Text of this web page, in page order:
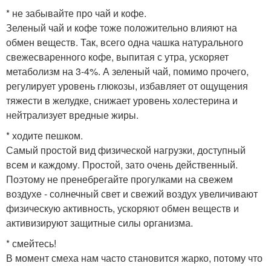
* не забывайте про чай и кофе.
Зеленый чай и кофе тоже положительно влияют на
обмен веществ. Так, всего одна чашка натурального
свежесваренного кофе, выпитая с утра, ускоряет
метаболизм на 3-4%. А зеленый чай, помимо прочего,
регулирует уровень глюкозы, избавляет от ощущения
тяжести в желудке, снижает уровень холестерина и
нейтрализует вредные жиры.
* ходите пешком.
Самый простой вид физической нагрузки, доступный
всем и каждому. Простой, зато очень действенный.
Поэтому не пренебрегайте прогулками на свежем
воздухе - солнечный свет и свежий воздух увеличивают
физическую активность, ускоряют обмен веществ и
активизируют защитные силы организма.
* смейтесь!
В момент смеха нам часто становится жарко, потому что